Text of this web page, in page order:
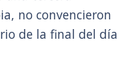
no convencieron
de la final del día